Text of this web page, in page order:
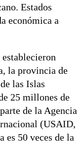
Estados
económica a
la provincia de
las Islas
25 millones de
de la Agencia
(USAID,
es 50 veces de la